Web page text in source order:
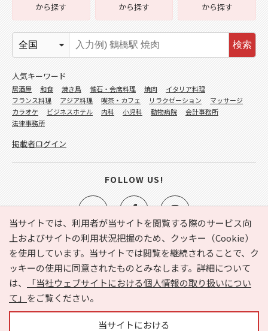
当サイトでは、利用者が当サイトを閲覧する際のサービス向
上およびサイトの利用状況把握のため、クッキー（Cookie）
を使用しています。当サイトでは閲覧を継続されることで、ク
ッキーの使用に同意されたものとみなします。詳細について
は、
「当社ウェブサイトにおける個人情報の取り扱いについ
て」 をご覧ください。
当サイトにおける
e-NAVITA（イーナビタ）とは？ お気に入り
ヘルプ
利用規約
個人情報の取り扱いについて
運営会社
サイトマップ
広告掲載に関するお問い合わせ
から探す
から探す
から探す
検索
人気キーワード
居酒屋 和食 焼き鳥 懐石・会席料理 焼肉
イタリア料理
フランス料理
アジア料理 喫茶・カフェ リラクゼーション
マッサージ
カラオケ
ビジネスホテル 内科 小児科 動物病院
会計事務所
法律事務所
掲載者ログイン
FOLLOW US!